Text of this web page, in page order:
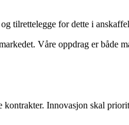
tilrettelegge for dette i
Våre oppdrag er både
Innovasjon skal